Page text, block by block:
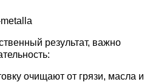
результат, важно
очищают от грязи, масла и